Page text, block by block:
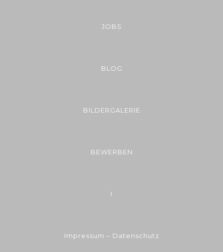
JOBS
BLOG
BILDERGALERIE
BEWERBEN
I
Impressum – Datenschutz